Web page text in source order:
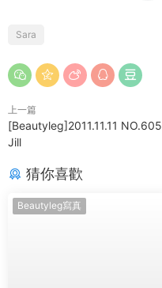
Sara
上一篇
[Beautyleg]2011.11.11 NO.605
Jill
猜你喜歡
Beautyleg寫真